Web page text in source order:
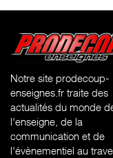
Notre site prodecoup-
enseignes.fr traite des
actualités du monde
l'enseigne, de la
communication et de
l'évènementiel au